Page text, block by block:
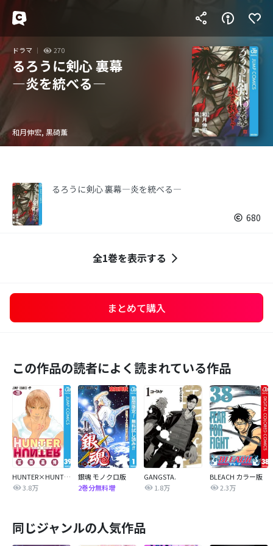
ドラマ 270
るろうに剣心 裏幕
―炎を統べる―
和月伸宏, 黒碕薫
るろうに剣心 裏幕―炎を統べる―
680
全1巻を表示する
まとめて購入
この作品の読者によく読まれている作品
HUNTER×HUNTER モノクロ版
3.8万
銀魂 モノクロ版
2巻分無料増
GANGSTA.
1.8万
BLEACH カラー版
2.3万
同じジャンルの人気作品